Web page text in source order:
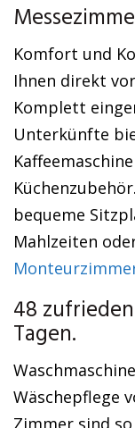
Komfort und
Ihnen direkt
Komplett
Unterkünfte
bequeme
Mahlzeiten
48
Tagen.
Wäschepflege
Zimmer sind